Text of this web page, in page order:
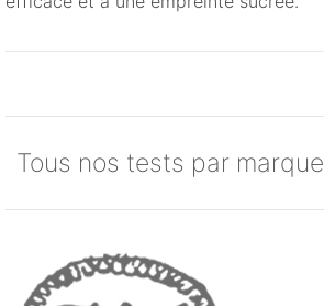
Tous nos tests par marque